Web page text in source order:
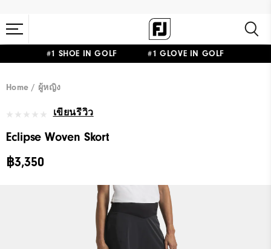
#1 SHOE IN GOLF #1 GLOVE IN GOLF
Home ผู้หญิง
เขียนรีวิว
Eclipse Woven Skort
฿3,350